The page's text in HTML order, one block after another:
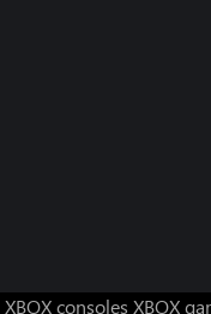
XBOX consoles XBOX